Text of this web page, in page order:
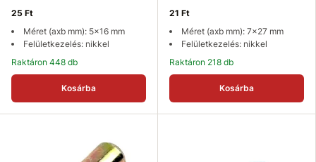
25 Ft
Méret (axb mm): 5x16 mm
Felületkezelés: nikkel
Raktáron 448 db
Kosárba
21 Ft
Méret (axb mm): 7x27 mm
Felületkezelés: nikkel
Raktáron 218 db
Kosárba